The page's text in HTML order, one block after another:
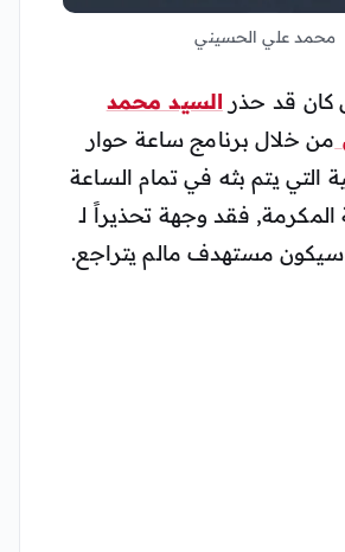
محمد علي الحسيني
قد حذر السيد محمد
من خلال برنامج ساعة حوار
التي يتم بثه في تمام الساعة
المكرمة, فقد وجهة تحذيراً لـ
سيكون مستهدف مالم يتراجع.